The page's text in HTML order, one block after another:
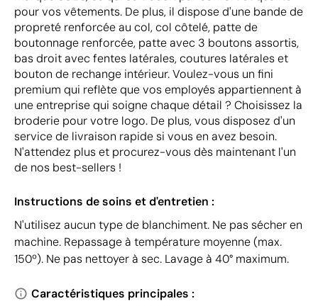
pour vos vêtements. De plus, il dispose d'une bande de
propreté renforcée au col, col côtelé, patte de
boutonnage renforcée, patte avec 3 boutons assortis,
bas droit avec fentes latérales, coutures latérales et
bouton de rechange intérieur. Voulez-vous un fini
premium qui reflète que vos employés appartiennent à
une entreprise qui soigne chaque détail ? Choisissez la
broderie pour votre logo. De plus, vous disposez d'un
service de livraison rapide si vous en avez besoin.
N'attendez plus et procurez-vous dès maintenant l'un
de nos best-sellers !
Instructions de soins et d'entretien :
N'utilisez aucun type de blanchiment. Ne pas sécher en
machine. Repassage à température moyenne (max.
150º). Ne pas nettoyer à sec. Lavage à 40° maximum.
Caractéristiques principales :